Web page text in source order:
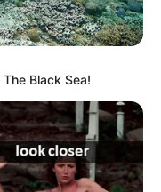
Black Sea!